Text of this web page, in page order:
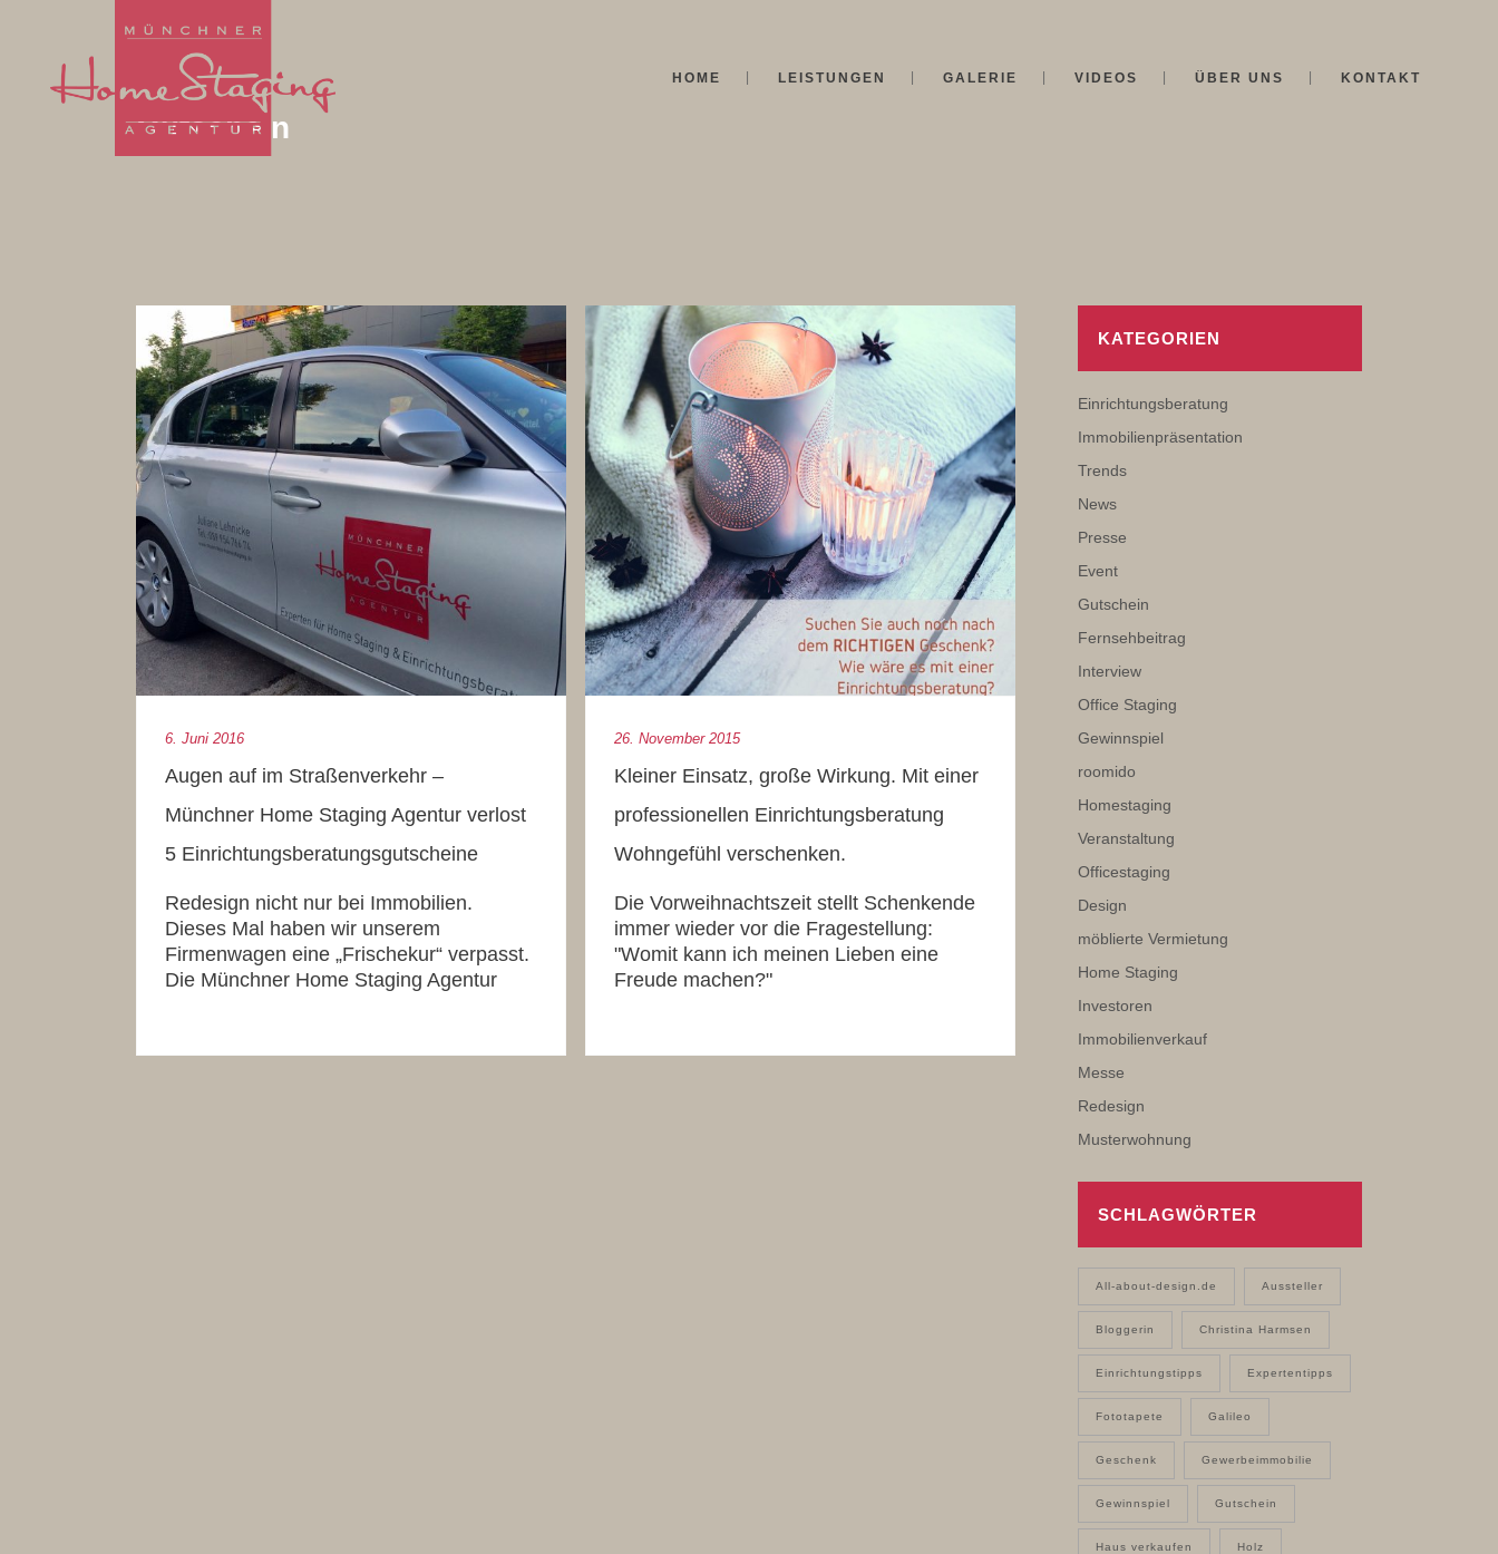
HOME LEISTUNGEN GALERIE VIDEOS ÜBER UNS KONTAKT
Gutschein
6. Juni 2016
Augen auf im Straßenverkehr –
Münchner Home Staging Agentur verlost
5 Einrichtungsberatungsgutscheine
Redesign nicht nur bei Immobilien.
Dieses Mal haben wir unserem
Firmenwagen eine „Frischekur“ verpasst.
Die Münchner Home Staging Agentur
26. November 2015
Kleiner Einsatz, große Wirkung. Mit einer
professionellen Einrichtungsberatung
Wohngefühl verschenken.
Die Vorweihnachtszeit stellt Schenkende
immer wieder vor die Fragestellung:
"Womit kann ich meinen Lieben eine
Freude machen?"
KATEGORIEN
Einrichtungsberatung
Immobilienpräsentation
Trends
News
Presse
Event
Gutschein
Fernsehbeitrag
Interview
Office Staging
Gewinnspiel
roomido
Homestaging
Veranstaltung
Officestaging
Design
möblierte Vermietung
Home Staging
Investoren
Immobilienverkauf
Messe
Redesign
Musterwohnung
SCHLAGWÖRTER
All-about-design.de Aussteller
Bloggerin Christina Harmsen
Einrichtungstipps Expertentipps
Fototapete Galileo
Geschenk Gewerbeimmobilie
Gewinnspiel Gutschein
Haus verkaufen Holz